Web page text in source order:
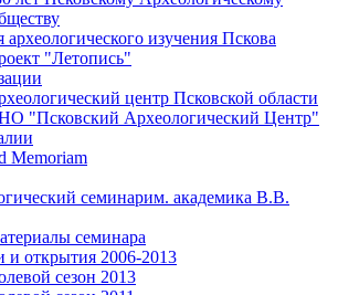
археологического изучения Пскова
"Летопись"
центр Псковской области
"Псковский Археологический Центр"
Memoriam
семинарим. академика В.В.
семинара
и открытия 2006-2013
сезон 2013